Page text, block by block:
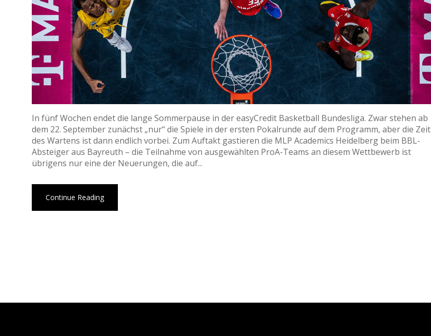
In fünf Wochen endet die lange Sommerpause in der easyCredit Basketball Bundesliga. Zwar stehen ab
dem 22. September zunächst „nur“ die Spiele in der ersten Pokalrunde auf dem Programm, aber die Zeit
des Wartens ist dann endlich vorbei. Zum Auftakt gastieren die MLP Academics Heidelberg beim BBL-
Absteiger aus Bayreuth – die Teilnahme von ausgewählten ProA-Teams an diesem Wettbewerb ist
übrigens nur eine der Neuerungen, die auf...
Continue Reading